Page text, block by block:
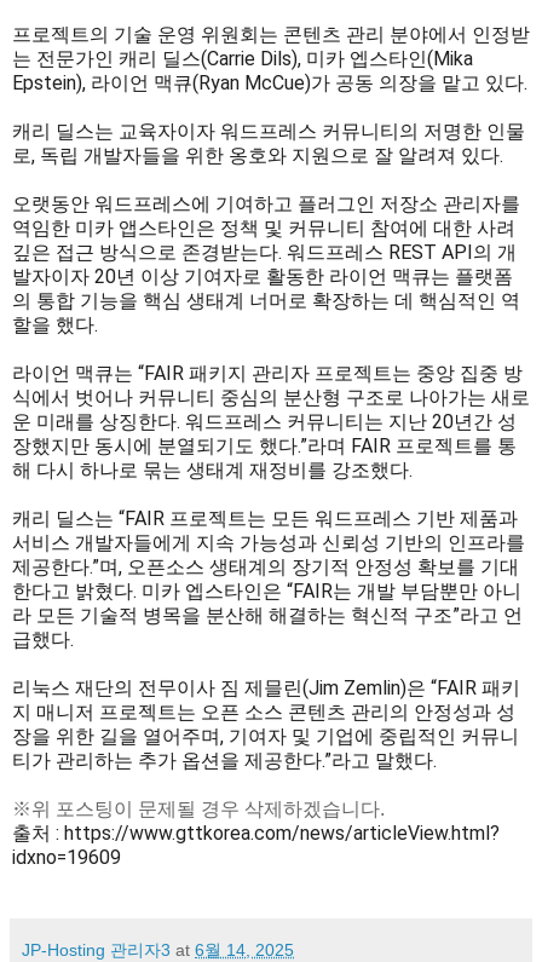
프로젝트의 기술 운영 위원회는 콘텐츠 관리 분야에서 인정받
는 전문가인 캐리 딜스(Carrie Dils), 미카 엡스타인(Mika
Epstein), 라이언 맥큐(Ryan McCue)가 공동 의장을 맡고 있다.
캐리 딜스는 교육자이자 워드프레스 커뮤니티의 저명한 인물
로, 독립 개발자들을 위한 옹호와 지원으로 잘 알려져 있다.
오랫동안 워드프레스에 기여하고 플러그인 저장소 관리자를
역임한 미카 앱스타인은 정책 및 커뮤니티 참여에 대한 사려
깊은 접근 방식으로 존경받는다. 워드프레스 REST API의 개
발자이자 20년 이상 기여자로 활동한 라이언 맥큐는 플랫폼
의 통합 기능을 핵심 생태계 너머로 확장하는 데 핵심적인 역
할을 했다.
라이언 맥큐는 “FAIR 패키지 관리자 프로젝트는 중앙 집중 방
식에서 벗어나 커뮤니티 중심의 분산형 구조로 나아가는 새로
운 미래를 상징한다. 워드프레스 커뮤니티는 지난 20년간 성
장했지만 동시에 분열되기도 했다.”라며 FAIR 프로젝트를 통
해 다시 하나로 묶는 생태계 재정비를 강조했다.
캐리 딜스는 “FAIR 프로젝트는 모든 워드프레스 기반 제품과
서비스 개발자들에게 지속 가능성과 신뢰성 기반의 인프라를
제공한다.”며, 오픈소스 생태계의 장기적 안정성 확보를 기대
한다고 밝혔다. 미카 엡스타인은 “FAIR는 개발 부담뿐만 아니
라 모든 기술적 병목을 분산해 해결하는 혁신적 구조”라고 언
급했다.
리눅스 재단의 전무이사 짐 제믈린(Jim Zemlin)은 “FAIR 패키
지 매니저 프로젝트는 오픈 소스 콘텐츠 관리의 안정성과 성
장을 위한 길을 열어주며, 기여자 및 기업에 중립적인 커뮤니
티가 관리하는 추가 옵션을 제공한다.”라고 말했다.
※위 포스팅이 문제될 경우 삭제하겠습니다.
출처 : https://www.gttkorea.com/news/articleView.html?
idxno=19609
JP-Hosting 관리자3 at 6월 14, 2025